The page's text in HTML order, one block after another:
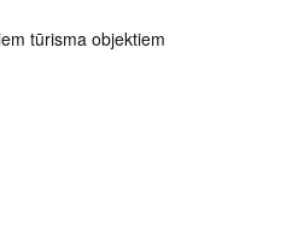
tūrisma objektiem